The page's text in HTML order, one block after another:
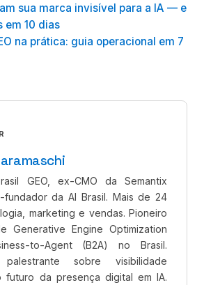
sua marca invisível para a IA — e
em 10 dias
na prática: guia operacional em 7
GEO, ex-CMO da Semantix
da AI Brasil. Mais de 24
marketing e vendas. Pioneiro
Generative Engine Optimization
to-Agent (B2A) no Brasil.
sobre visibilidade
futuro da presença digital em IA.